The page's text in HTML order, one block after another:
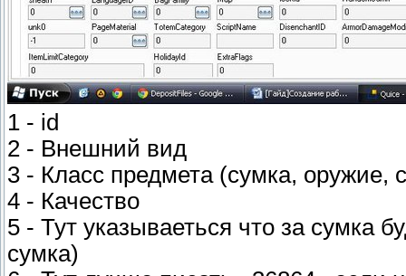
1 - id
2 - Внешний вид
3 - Класс предмета (сумка, оружие,
4 - Качество
5 - Тут указываеться что за сумка
сумка)